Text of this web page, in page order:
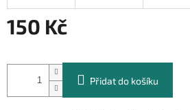
150 Kč
cena:
Přidat do košíku